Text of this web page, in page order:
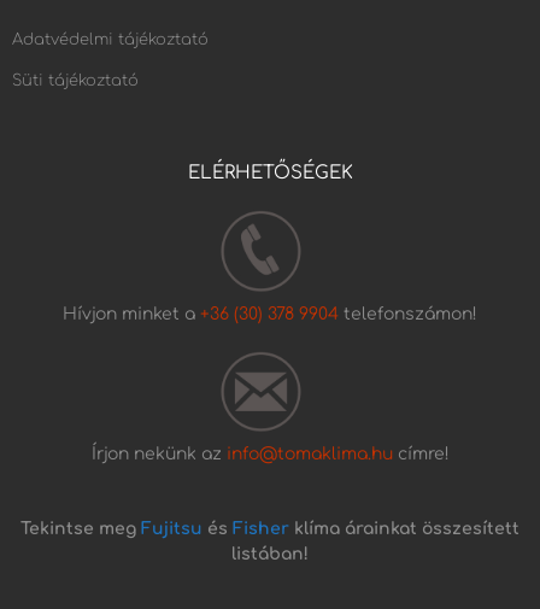
Adatvédelmi tájékoztató
Süti tájékoztató
ELÉRHETŐSÉGEK
Hívjon minket a +36 (30) 378 9904 telefonszámon!
Írjon nekünk az info@tomaklima.hucímre!
Tekintse meg Fujitsu és Fisher klíma árainkat összesített
listában!